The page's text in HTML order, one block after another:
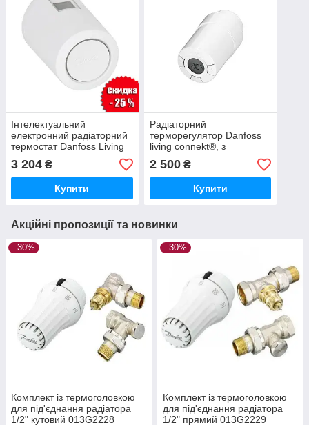
Інтелектуальний
електронний радіаторний
термостат Danfoss Living
EcoTM, Bluetooth®,
адаптер RA, M30x1,5
3 204 ₴
Купити
Радіаторний
терморегулятор Danfoss
living connekt®, з
адаптерами RA і M30x1,5
б/в
2 500₴
Купити
Акційні пропозиції та новинки
–30%
Комплект із термоголовкою
для під'єднання радіатора
1/2" кутовий 013G2228
–30%
Комплект із термоголовкою
для під'єднання радіатора
1/2" прямий 013G2229